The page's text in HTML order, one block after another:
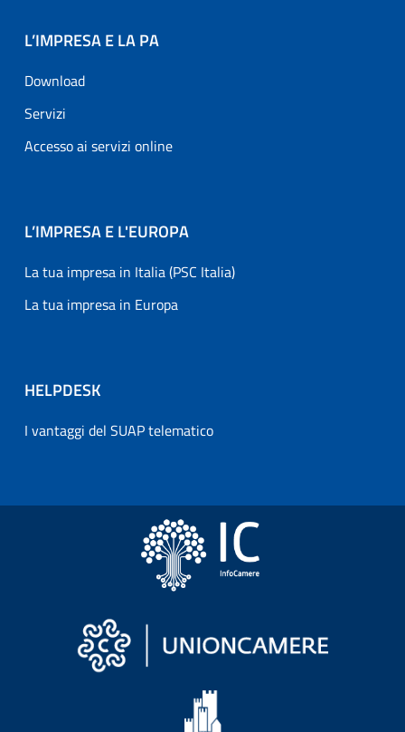
L’IMPRESA E LA PA
Download
Servizi
Accesso ai servizi online
L’IMPRESA E L'EUROPA
La tua impresa in Italia (PSC Italia)
La tua impresa in Europa
HELPDESK
I vantaggi del SUAP telematico